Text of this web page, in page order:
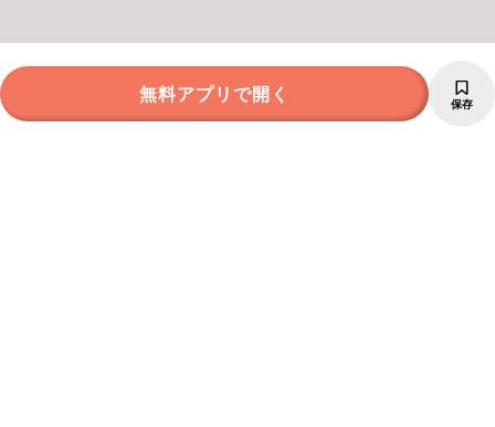
無料アプリで開く 保存